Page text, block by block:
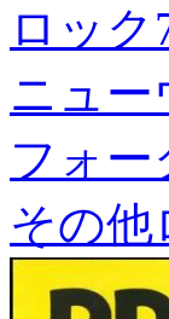
ロック
ニュー
フォー
その他